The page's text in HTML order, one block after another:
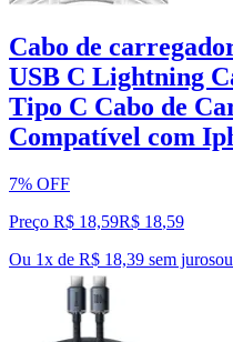
Cabo de
USB C Lightning
Tipo C Cabo de
Compatível com
7% OFF
Preço R$ 18,59R$ 18,59
Ou 1x de R$ 18,39 sem jurosou